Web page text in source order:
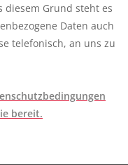
diesem Grund steht es
Daten auch
telefonisch, an uns zu
bereit.